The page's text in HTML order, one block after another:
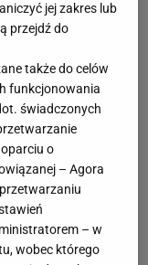
jej zakres lub
przejdź do
także do celów
funkcjonowania
świadczonych
o
– Agora
– w
wobec którego